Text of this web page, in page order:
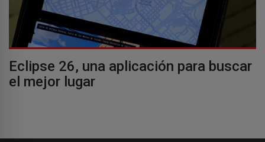
Eclipse 26, una aplicación para buscar
el mejor lugar